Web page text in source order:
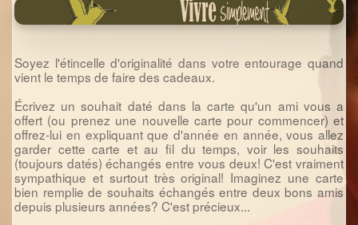
Soyez l'étincelle d'originalité dans votre entourage quand
vient le temps de faire des cadeaux.
Écrivez un souhait daté dans la carte qu'un ami vous a
offert (ou prenez une nouvelle carte pour commencer) et
offrez-lui en expliquant que d'année en année, vous allez
garder cette carte et au fil du temps, voir les souhaits
(toujours datés) échangés entre vous deux! C'est vraiment
sympathique et surtout très original! Imaginez une carte
bien remplie de souhaits échangés entre deux bons amis
depuis plusieurs années? C'est précieux...